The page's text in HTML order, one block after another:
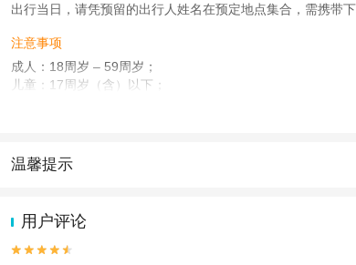
出行当日，请凭预留的出行人姓名在预定地点集合，需携带
注意事项
成人：18周岁 – 59周岁；
儿童：17周岁（含）以下；
本产品由青岛驿路同行国际旅行社有限公司代理招徕，委托社为京久
温馨提示
2.为普及旅游安全知识及旅游文明公约，使您的旅程顺利圆满
用户评论

